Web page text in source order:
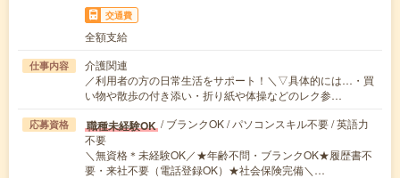
交通費
全額支給
仕事内容
介護関連
／利用者の方の日常生活をサポート！＼▽具体的には…・買
い物や散歩の付き添い・折り紙や体操などのレク参…
応募資格 職種未経験OK / ブランクOK / パソコンスキル不要 / 英語力
不要
＼無資格＊未経験OK／★年齢不問・ブランクOK★履歴書不
要・来社不要（電話登録OK）★社会保険完備＼…